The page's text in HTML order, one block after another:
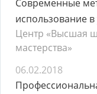
Современные
использование
Центр «Высшая
мастерства»
06.02.2018